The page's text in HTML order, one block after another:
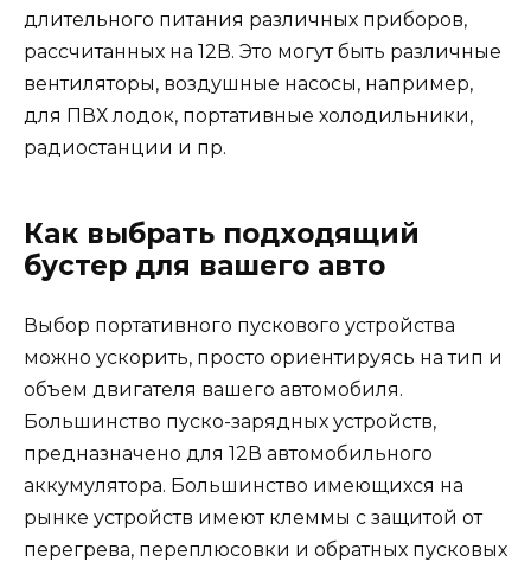
длительного питания различных приборов,
рассчитанных на 12В. Это могут быть различные
вентиляторы, воздушные насосы, например,
для ПВХ лодок, портативные холодильники,
радиостанции и пр.
Как выбрать подходящий
бустер для вашего авто
Выбор портативного пускового устройства
можно ускорить, просто ориентируясь на тип и
объем двигателя вашего автомобиля.
Большинство пуско-зарядных устройств,
предназначено для 12В автомобильного
аккумулятора. Большинство имеющихся на
рынке устройств имеют клеммы с защитой от
перегрева, переплюсовки и обратных пусковых